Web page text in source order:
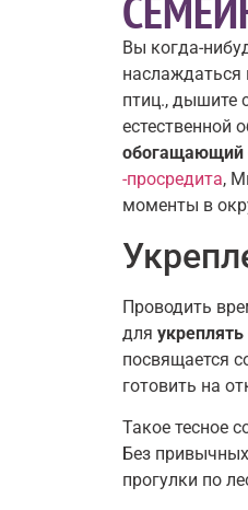
Вы когда-
наслаждаться
птиц., дышите
естественной
обогащающий
-просредита,
моменты в
Проводить
для укреплять
посвящается
готовить на
Такое тесное
Без
прогулки по